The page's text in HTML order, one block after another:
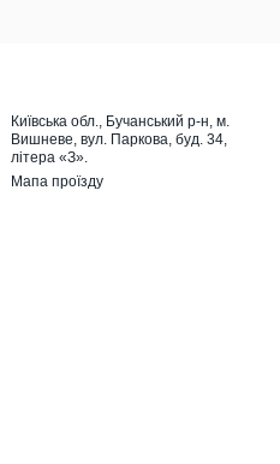
Київська обл., Бучанський р-н, м.
Вишневе, вул. Паркова, буд. 34,
літера «З».
Мапа проїзду